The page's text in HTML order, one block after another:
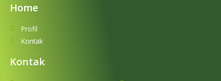
Home
Profil
Kontak
Kontak